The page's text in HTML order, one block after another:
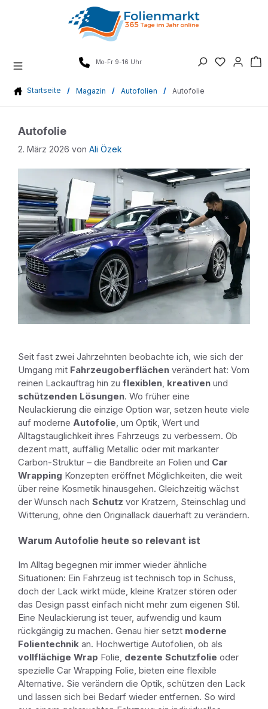
Mo-Fr 9-16 Uhr
Startseite / Magazin / Autofolien / Autofolie
Autofolie
2. März 2026 von Ali Özek
Seit fast zwei Jahrzehnten beobachte ich, wie sich der
Umgang mit Fahrzeugoberflächen verändert hat: Vom
reinen Lackauftrag hin zu flexiblen kreativen und
schützenden Lösungen. Wo früher eine
Neulackierung die einzige Option war, setzen heute viele
auf moderne Autofolie , um Optik, Wert und
Alltagstauglichkeit ihres Fahrzeugs zu verbessern. Ob
dezent matt, auffällig Metallic oder mit markanter
Carbon-Struktur – die Bandbreite an Folien und Car
Wrapping Konzepten eröffnet Möglichkeiten, die weit
über reine Kosmetik hinausgehen. Gleichzeitig wächst
der Wunsch nach Schutz vor Kratzern, Steinschlag und
Witterung, ohne den Originallack dauerhaft zu verändern.
Warum Autofolie heute so relevant ist
Im Alltag begegnen mir immer wieder ähnliche
Situationen: Ein Fahrzeug ist technisch top in Schuss,
doch der Lack wirkt müde, kleine Kratzer stören oder
das Design passt einfach nicht mehr zum eigenen Stil.
Eine Neulackierung ist teuer, aufwendig und kaum
rückgängig zu machen. Genau hier setzt moderne
Folientechnik an. Hochwertige Autofolien, ob als
vollflächige Wrap Folie, dezente Schutzfolie oder
spezielle Car Wrapping Folie, bieten eine flexible
Alternative. Sie verändern die Optik, schützen den Lack
und lassen sich bei Bedarf wieder entfernen. So wird